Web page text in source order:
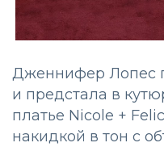
Дженнифер Лопес
и предстала в
платье Nicole +
накидкой в тон с